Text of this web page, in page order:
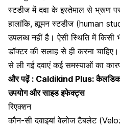
स्टडीज में दवा के इस्तेमाल से भ्रूण
हालांकि, ह्यूमन स्टडीज (human
उपलब्ध नहीं है। ऐसी स्थिति में किसी
डॉक्टर की सलाह से ही करना
से ली गई दवाएं कई समस्याओं का
और पढ़ें : Caldikind Plus:
उपयोग और साइड इफेक्ट्स
रिएक्शन
कौन-सी दवाइयां वेलोज टैबलेट